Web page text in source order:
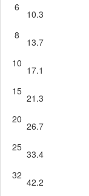
6
10.3
8
13.7
10
17.1
15
21.3
20
26.7
25
33.4
32
42.2